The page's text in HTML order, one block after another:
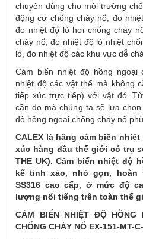
chuyên dùng cho môi trường
động cơ chống cháy nổ, đo
đo nhiệt độ lò hơi chống cháy
cháy nổ, đo nhiệt độ lò nhiệt
lò, đo nhiệt độ các khu vực dễ
Cảm biến nhiệt độ hồng ngoại
nhiệt độ các vật thể mà không
tiếp xúc trực tiếp) với vật đó.
cần đo mà chúng ta sẽ lựa
độ hồng ngoại chống cháy nổ
CALEX là hãng cảm biến
xúc hàng đầu thế giới có trụ
THE UK). Cảm biến nhiệt độ
kế tinh xảo, nhỏ gọn, hoàn
SS316 cao cấp, ở mức độ
lượng nổi tiếng trên toàn thế
CẢM BIẾN NHIỆT ĐỘ HỒNG
CHỐNG CHÁY NỔ EX-151-MT-